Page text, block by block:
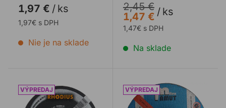
upínaním X-Lock.
1,97 € / ks
1,97€ s DPH
Nie je na sklade
rezanie závitových tyčí
...
2,45 €
1,47 € / ks
1,47€ s DPH
Na sklade
Rezný kotúč RHODIUS XT24 na hliníkRezný kotúč MAMUT na